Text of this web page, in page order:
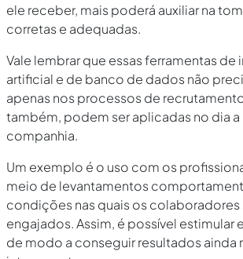
ele receber, mais poderá auxiliar na
corretas e adequadas.
Vale lembrar que essas ferramentas de
artificial e de banco de dados não
apenas nos processos de
também, podem ser aplicadas no dia a
companhia.
Um exemplo é o uso com os
meio de levantamentos
condições nas quais os colaboradores
engajados. Assim, é possível estimular
de modo a conseguir resultados ainda